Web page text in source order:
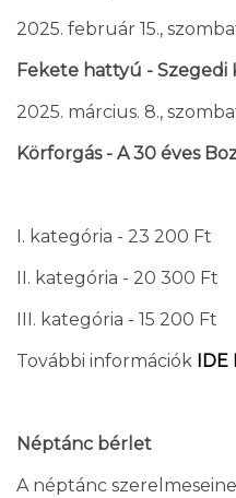
2025. február 15.,
Fekete hattyú - Szegedi
2025. március. 8.,
Körforgás - A 30 éves
I. kategória - 23 200 Ft
II. kategória - 20 300 Ft
III. kategória - 15 200 Ft
További információk
Néptánc bérlet
A néptánc